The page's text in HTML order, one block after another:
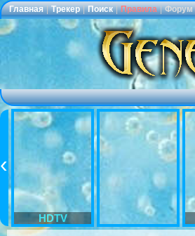
Главная | Трекер | Поиск | Правила | Форум
HDTV